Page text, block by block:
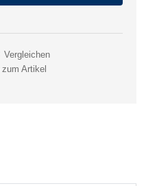
Vergleichen
zum Artikel